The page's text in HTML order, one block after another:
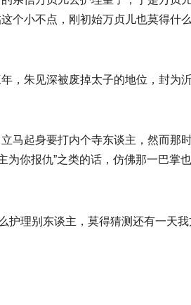
个小不点，刚初始万贞儿也莫得
，朱见深被废掉太子的地位，封
马起身要打内个寺东谈主，然而
为你报仇”之类的话，仿佛那一巴掌
护理别东谈主，莫得猜测还有一天